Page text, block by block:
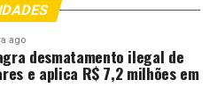
ago
desmatamento ilegal de
e aplica R$ 7,2 milhões em